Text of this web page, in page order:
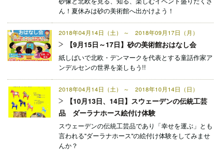
ん！夏休みは砂の美術館へ出かけよう！
2018年04月14日（土） ～ 2018年09月17日（月）
【9月15日～17日】砂の美術館おはなし会
紙しばいで北欧・デンマークを代表とする童話作家ア
ンデルセンの世界を楽しもう!!
2018年04月14日（土） ～ 2018年10月14日（日）
【10月13日、14日】スウェーデンの伝統工芸
品 ダーラナホース絵付け体験
スウェーデンの伝統工芸品であり「幸せを運ぶ」とも
言われる"ダーラナホース"の絵付け体験をしてみませ
んか？